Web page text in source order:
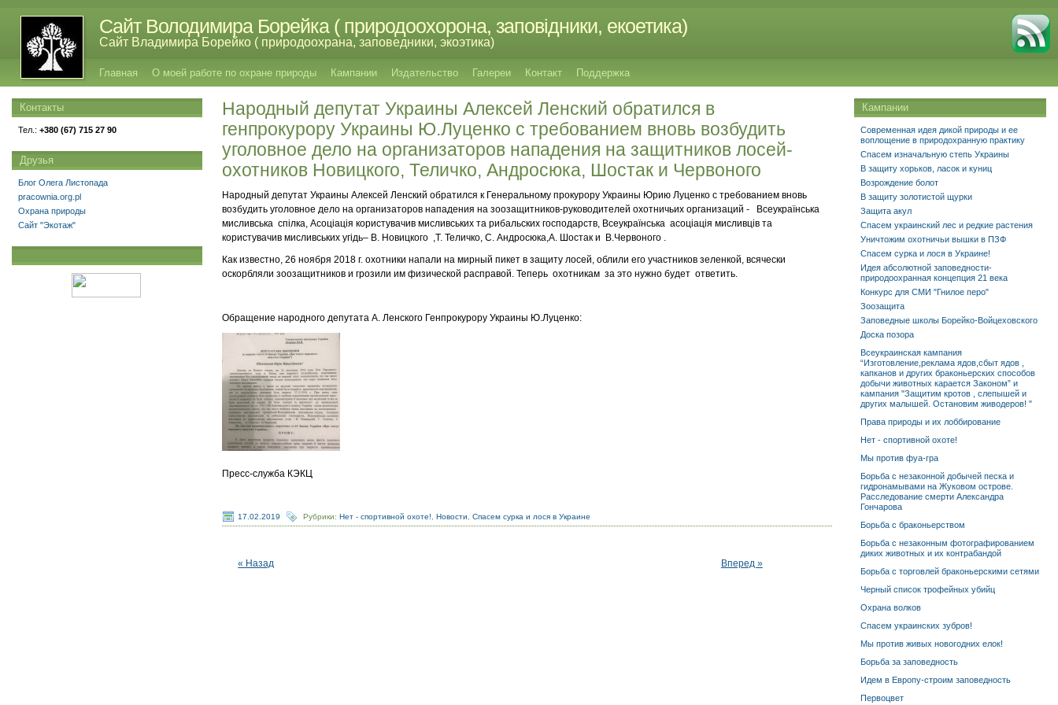
Сайт Володимира Борейка ( природоохорона, заповідники, екоетика)
Сайт Владимира Борейко ( природоохрана, заповедники, экоэтика)
Главная О моей работе по охране природы Кампании Издательство Галереи Контакт Поддержка
Народный депутат Украины Алексей Ленский обратился в
генпрокурору Украины Ю.Луценко с требованием вновь возбудить
уголовное дело на организаторов нападения на защитников лосей-
охотников Новицкого, Теличко, Андросюка, Шостак и Червоного
Народный депутат Украины Алексей Ленский обратился к Генеральному прокурору Украины Юрию Луценко с требованием вновь
возбудить уголовное дело на организаторов нападения на зоозащитников-руководителей охотничьих организаций - Всеукраїнська
мисливська спілка, Асоціація користувачив мисливських та рибальских господарств, Всеукраїнська асоціація мисливців та
користувачив мисливських угідь– В. Новицкого ,Т. Теличко, С. Андросюка,А. Шостак и В.Червоного .
Как известно, 26 ноября 2018 г. охотники напали на мирный пикет в защиту лосей, облили его участников зеленкой, всячески
оскорбляли зоозащитников и грозили им физической расправой. Теперь охотникам за это нужно будет ответить.
Обращение народного депутата А. Ленского Генпрокурору Украины Ю.Луценко:
Пресс-служба КЭКЦ
17.02.2019 Рубрики:Нет - спортивной охоте! ,Новости ,Спасем сурка и лося в Украине
« Назад Вперед »
Кампании
Современная идея дикой природы и ее
воплощение в природохранную практику
Спасем изначальную степь Украины
В защиту хорьков, ласок и куниц
Возрождение болот
В защиту золотистой щурки
Защита акул
Спасем украинский лес и редкие растения
Уничтожим охотничьи вышки в ПЗФ
Спасем сурка и лося в Украине!
Идея абсолютной заповедности-
природоохранная концепция 21 века
Конкурс для СМИ "Гнилое перо"
Зоозащита
Заповедные школы Борейко-Войцеховского
Доска позора
Всеукраинская кампания
“Изготовление,реклама ядов,сбыт ядов ,
капканов и других браконьерских способов
добычи животных карается Законом” и
кампания "Защитим кротов , слепышей и
других малышей. Остановим живодеров! "
Права природы и их лоббирование
Нет - спортивной охоте!
Мы против фуа-гра
Борьба с незаконной добычей песка и
гидронамывами на Жуковом острове.
Расследование смерти Александра
Гончарова
Борьба с браконьерством
Борьба с незаконным фотографированием
диких животных и их контрабандой
Борьба с торговлей браконьерскими сетями
Черный список трофейных убийц
Охрана волков
Спасем украинских зубров!
Мы против живых новогодних елок!
Борьба за заповедность
Идем в Европу-строим заповедность
Первоцвет
Контакты
Тел.: +380 (67) 715 27 90
Друзья
Блог Олега Листопада
pracownia.org.pl
Охрана природы
Сайт "Экотаж"